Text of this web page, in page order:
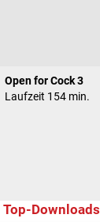
Open for Cock 3
Laufzeit 154 min.
Top-Downloads